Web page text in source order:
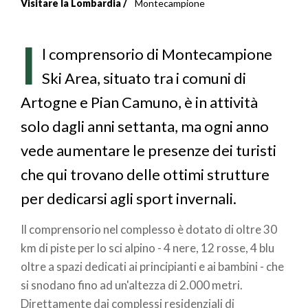
di
pane
Visitare la Lombardia Montecampione
I l comprensorio di Montecampione
Ski Area, situato tra i comuni di
Artogne e Pian Camuno, è in attività
solo dagli anni settanta, ma ogni anno
vede aumentare le presenze dei turisti
che qui trovano delle ottimi strutture
per dedicarsi agli sport invernali.
Il comprensorio nel complesso è dotato di oltre 30
km di piste per lo sci alpino - 4 nere, 12 rosse, 4 blu
oltre a spazi dedicati ai principianti e ai bambini - che
si snodano fino ad un'altezza di 2.000 metri.
Direttamente dai complessi residenziali di